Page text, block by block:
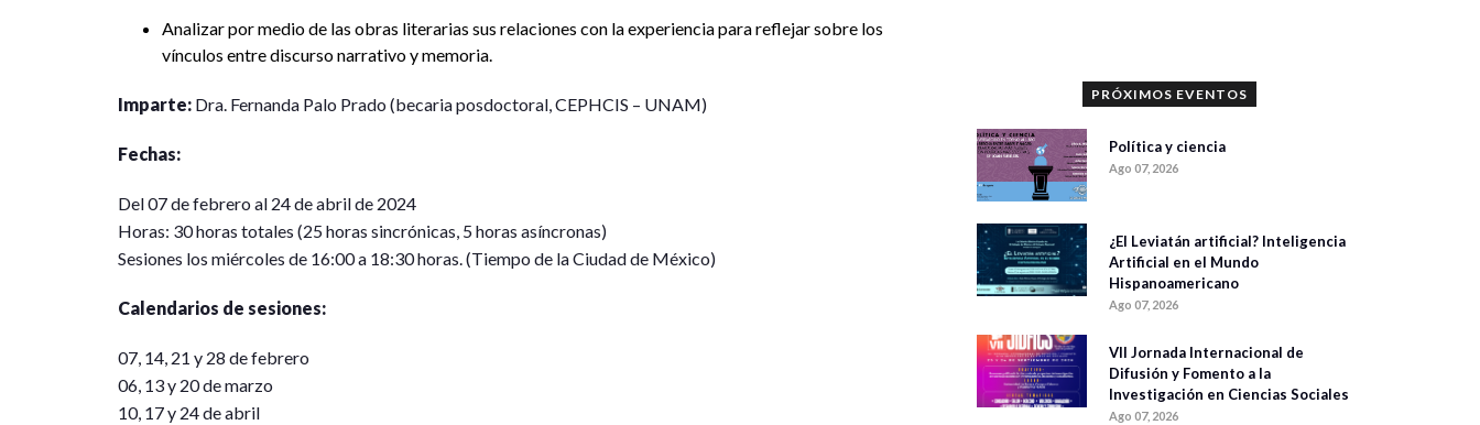
Analizar por medio de las obras literarias sus relaciones con la experiencia para reflejar sobre los
vínculos entre discurso narrativo y memoria.
Imparte: Dra. Fernanda Palo Prado (becaria posdoctoral, CEPHCIS – UNAM)
Fechas:
Del 07 de febrero al 24 de abril de 2024
Horas: 30 horas totales (25 horas sincrónicas, 5 horas asíncronas)
Sesiones los miércoles de 16:00 a 18:30 horas. (Tiempo de la Ciudad de México)
Calendarios de sesiones:
07, 14, 21 y 28 de febrero
06, 13 y 20 de marzo
10, 17 y 24 de abril
PRÓXIMOS EVENTOS
Política y ciencia
Ago 07, 2026
¿El Leviatán artificial? Inteligencia
Artificial en el Mundo
Hispanoamericano
Ago 07, 2026
VII Jornada Internacional de
Difusión y Fomento a la
Investigación en Ciencias Sociales
Ago 07, 2026